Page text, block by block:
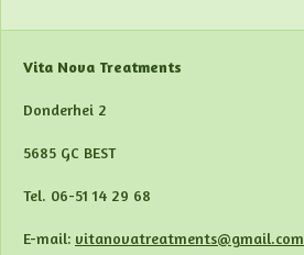
Vita Nova Treatments
Donderhei 2
5685 GC BEST
Tel. 06-51 14 29 68
E-mail: vitanovatreatments@gmail.com